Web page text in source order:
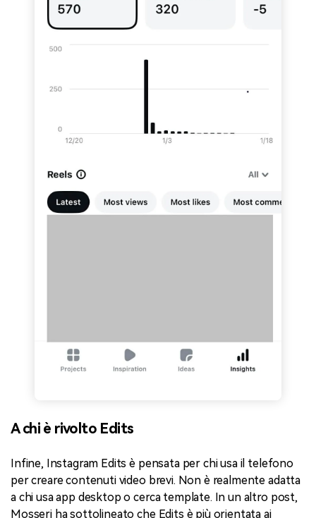
A chi è rivolto Edits
Infine, Instagram Edits è pensata per chi usa il telefono
per creare contenuti video brevi. Non è realmente adatta
a chi usa app desktop o cerca template. In un altro post,
Mosseri ha sottolineato che Edits è più orientata ai